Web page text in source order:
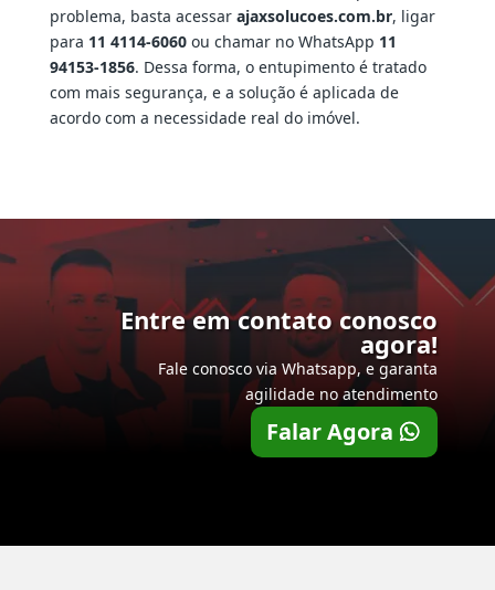
problema, basta acessar ajaxsolucoes.com.br, ligar
para 11 4114-6060ou chamar no WhatsApp 11
94153-1856. Dessa forma, o entupimento é tratado
com mais segurança, e a solução é aplicada de
acordo com a necessidade real do imóvel.
Entre em contato conosco
agora!
Fale conosco via Whatsapp, e garanta
agilidade no atendimento
Falar Agora